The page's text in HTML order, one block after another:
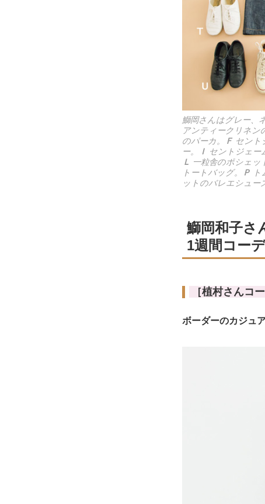
鰤岡さんはグレー、
アンティークリネン
のパーカ。
Ｆ セント
ー。
Ｉ セントジェー
Ｌ 一粒舎のポシェッ
トートバッグ。
Ｐ ト
ットのバレエシュー
鰤岡和子さ
1週間コー
［植村さんコ
ボーダーのカジュ